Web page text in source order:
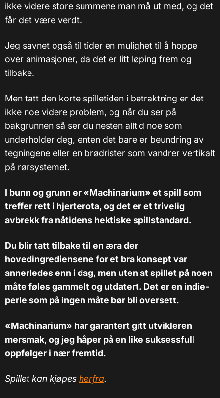
ikke videre store summene man må ut med, og det
får det være verdt.
Jeg savnet også til tider en mulighet til å hoppe
over animasjoner, da det er litt løping frem og
tilbake.
Men tatt den korte spilletiden i betraktning er det
ikke noe videre problem, og når du ser på
bakgrunnen så ser du nesten alltid noe som
underholder deg, enten det bare er beundring av
tegningene eller en brødrister som vandrer vertikalt
på rørsystemet.
I bunn og grunn er «Machinarium» et spill som
treffer rett i hjerterota, og det er et trivelig
avbrekk fra nåtidens hektiske spillstandard.
Du blir tatt tilbake til en æra der
hovedingrediensene for et bra konsept var
annerledes enn i dag, men uten at spillet på noen
måte føles gammelt og utdatert. Det er en indie-
perle som på ingen måte bør bli oversett.
«Machinarium» har garantert gitt utvikleren
mersmak, og jeg håper på en like suksessfull
oppfølger i nær fremtid.
Spillet kan kjøpes herfra.